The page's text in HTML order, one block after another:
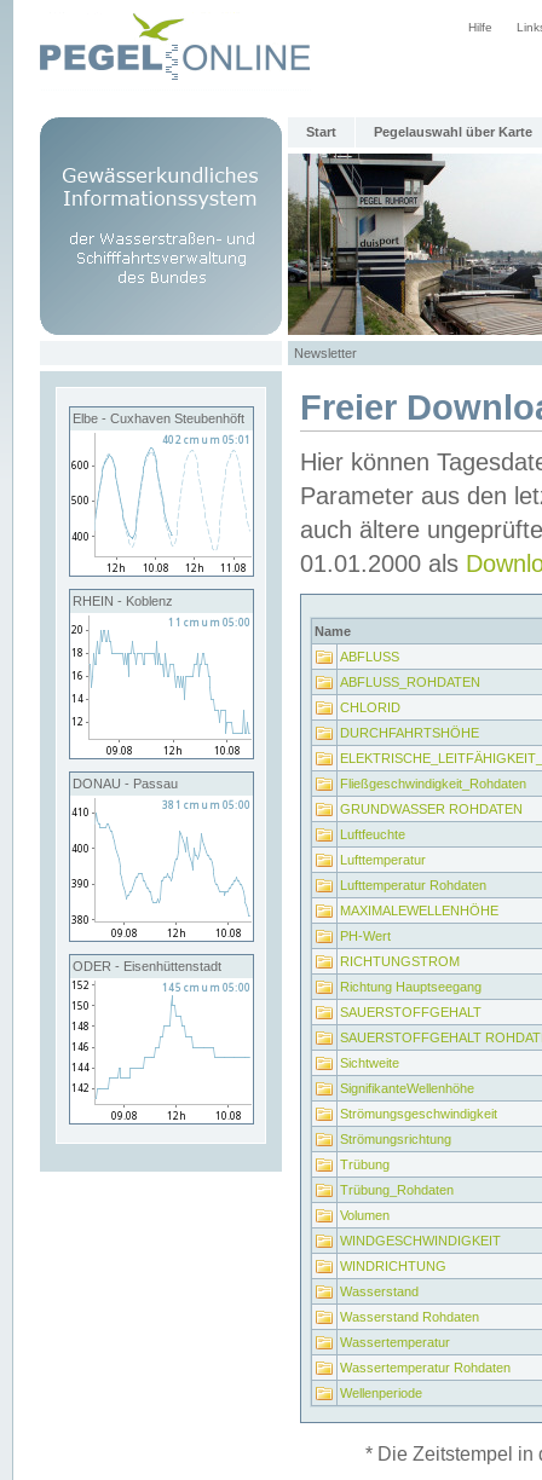
Hilfe
Start Pegelauswahl über Karte
Newsletter
Elbe - Cuxhaven Steubenhöft
RHEIN - Koblenz
DONAU - Passau
ODER - Eisenhüttenstadt
Freier
Hier können
Parameter aus den
auch ältere
01.01.2000 als
Name
ABFLUSS
ABFLUSS_ROHDATEN
CHLORID
DURCHFAHRTSHÖHE
Fließgeschwindigkeit_Rohdaten
GRUNDWASSER ROHDATEN
Luftfeuchte
Lufttemperatur
Lufttemperatur Rohdaten
MAXIMALEWELLENHÖHE
PH-Wert
RICHTUNGSTROM
Richtung Hauptseegang
SAUERSTOFFGEHALT
SAUERSTOFFGEHALT
Sichtweite
SignifikanteWellenhöhe
Strömungsgeschwindigkeit
Strömungsrichtung
Trübung
Trübung_Rohdaten
Volumen
WINDGESCHWINDIGKEIT
WINDRICHTUNG
Wasserstand
Wasserstand Rohdaten
Wassertemperatur
Wassertemperatur Rohdaten
Wellenperiode
* Die Zeitstempel in